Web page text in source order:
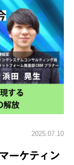
2025.07.10
ーケティン